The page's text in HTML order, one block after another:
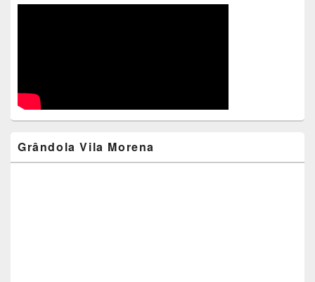
Grândola Vila Morena